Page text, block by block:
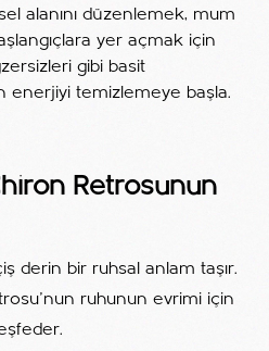
alanını düzenlemek, mum
yer açmak için
gibi basit
enerjiyi temizlemeye başla.
Retrosunun
derin bir ruhsal anlam taşır.
ruhunun evrimi için